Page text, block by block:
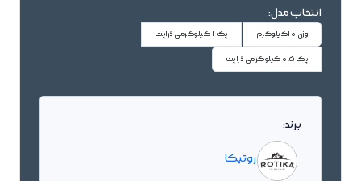
انتخاب مدل:
وزن 10کیلوگرم پک 1 کیلوگرمی دُراپت
پک 0.5 کیلوگرمی دُراپت
برند:
روتیکا